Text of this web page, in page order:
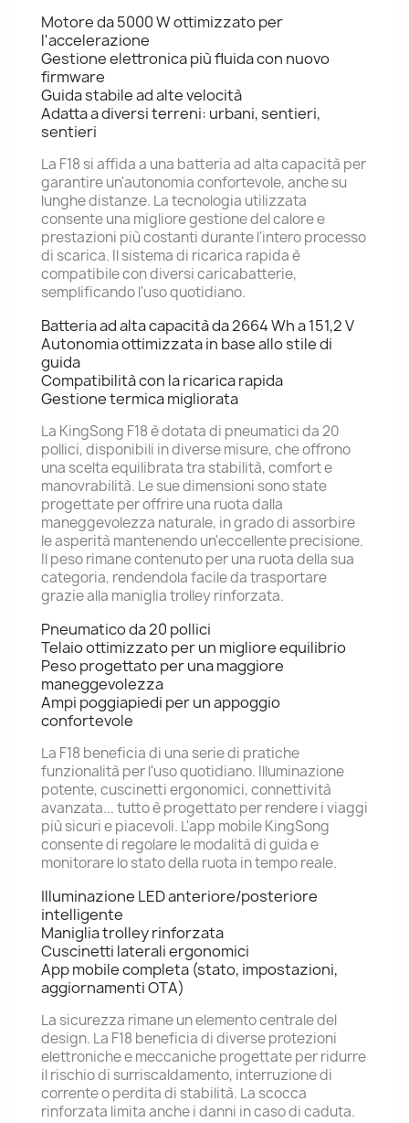
Motore da 5000 W ottimizzato per
l'accelerazione
Gestione elettronica più fluida con nuovo
firmware
Guida stabile ad alte velocità
Adatta a diversi terreni: urbani, sentieri,
sentieri
La F18 si affida a una batteria ad alta capacità per
garantire un'autonomia confortevole, anche su
lunghe distanze. La tecnologia utilizzata
consente una migliore gestione del calore e
prestazioni più costanti durante l'intero processo
di scarica. Il sistema di ricarica rapida è
compatibile con diversi caricabatterie,
semplificando l'uso quotidiano.
Batteria ad alta capacità da 2664 Wh a 151,2 V
Autonomia ottimizzata in base allo stile di
guida
Compatibilità con la ricarica rapida
Gestione termica migliorata
La KingSong F18 è dotata di pneumatici da 20
pollici, disponibili in diverse misure, che offrono
una scelta equilibrata tra stabilità, comfort e
manovrabilità. Le sue dimensioni sono state
progettate per offrire una ruota dalla
maneggevolezza naturale, in grado di assorbire
le asperità mantenendo un'eccellente precisione.
Il peso rimane contenuto per una ruota della sua
categoria, rendendola facile da trasportare
grazie alla maniglia trolley rinforzata.
Pneumatico da 20 pollici
Telaio ottimizzato per un migliore equilibrio
Peso progettato per una maggiore
maneggevolezza
Ampi poggiapiedi per un appoggio
confortevole
La F18 beneficia di una serie di pratiche
funzionalità per l'uso quotidiano. Illuminazione
potente, cuscinetti ergonomici, connettività
avanzata... tutto è progettato per rendere i viaggi
più sicuri e piacevoli. L'app mobile KingSong
consente di regolare le modalità di guida e
monitorare lo stato della ruota in tempo reale.
Illuminazione LED anteriore/posteriore
intelligente
Maniglia trolley rinforzata
Cuscinetti laterali ergonomici
App mobile completa (stato, impostazioni,
aggiornamenti OTA)
La sicurezza rimane un elemento centrale del
design. La F18 beneficia di diverse protezioni
elettroniche e meccaniche progettate per ridurre
il rischio di surriscaldamento, interruzione di
corrente o perdita di stabilità. La scocca
rinforzata limita anche i danni in caso di caduta.